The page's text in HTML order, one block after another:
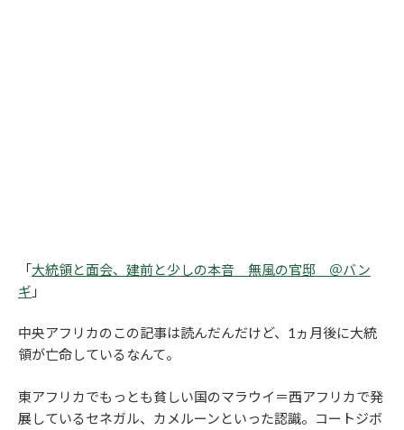
「大統領と面会、建前と少しの本音 無風の官邸 ＠バン
ギ 」
中央アフリカのこの記事は読んだんだけど、1ヵ月後に大統
領が亡命しているなんて。
東アフリカでもっとも貧しい国のマラウイ＝西アフリカで発
展しているセネガル、カメルーンといった認識。コートジボ